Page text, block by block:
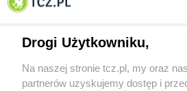
Drogi Użytkowniku,
Na naszej stronie tcz.pl, my oraz
partnerów uzyskujemy dostęp i